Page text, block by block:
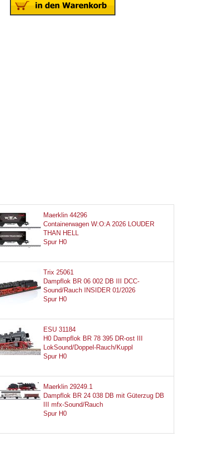
Maerklin 44296
Containerwagen W:O:A 2026 LOUDER
THAN HELL
Spur H0
Trix 25061
Dampflok BR 06 002 DB III DCC-
Sound/Rauch INSIDER 01/2026
Spur H0
ESU 31184
H0 Dampflok BR 78 395 DR-ost III
LokSound/Doppel-Rauch/Kuppl
Spur H0
Maerklin 29249.1
Dampflok BR 24 038 DB mit Güterzug DB
III mfx-Sound/Rauch
Spur H0